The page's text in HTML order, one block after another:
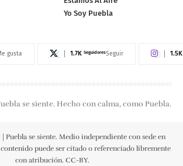
Yo Soy Puebla
gusta 1.7K SeguidoresSeguir 1.5K
se siente. Hecho con calma, como Puebla.
Puebla se siente. Medio independiente con sede en
puede ser citado o referenciado libremente
con atribución. CC-BY.